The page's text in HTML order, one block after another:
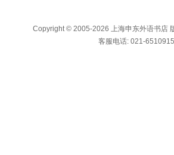
Copyright © 2005-2026 上海申东外语书店
客服电话: 021-